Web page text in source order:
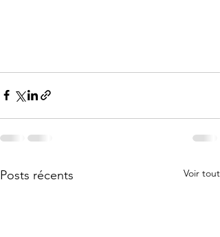
Posts récents Voir tout